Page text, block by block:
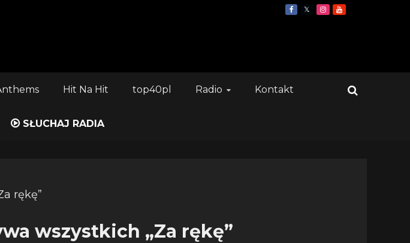
Hit Na Hit top40pl Radio Kontakt
SŁUCHAJ RADIA
wszystkich „Za rękę”